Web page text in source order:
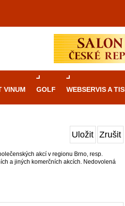
VINUM GOLF WEBSERVIS A
Uložit Zrušit
akcí v regionu Brno, resp.
a jiných komerčních akcích. Nedovolená
hrami v Brně: Od
známým pro zajímavé památky, skvělé
a univerzity. Mimo jiné je ale také
legálně a bezpečně vyzkoušet